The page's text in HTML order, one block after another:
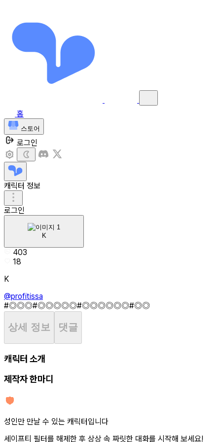
홈
스토어
로그인
캐릭터 정보
로그인
K
403
18
K
@profitissa
#◎◎◎#◎◎◎◎◎#◎◎◎◎◎◎#◎◎
상세 정보 댓글
캐릭터 소개
제작자 한마디
성인만 만날 수 있는 캐릭터입니다
세이프티 필터를 해제한 후 상상 속 짜릿한 대화를 시작해 보세요!